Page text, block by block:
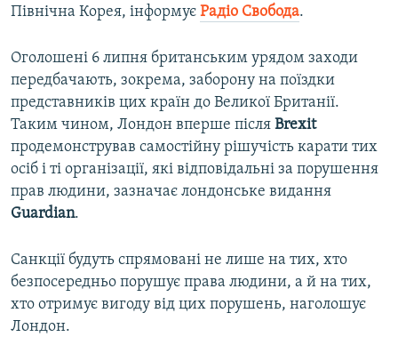
Північна Корея, інформує Радіо Свобода.
Оголошені 6 липня британським урядом заходи
передбачають, зокрема, заборону на поїздки
представників цих країн до Великої Британії.
Таким чином, Лондон вперше після Brexit
продемонстрував самостійну рішучість карати тих
осіб і ті організації, які відповідальні за порушення
прав людини, зазначає лондонське видання
Guardian.
Санкції будуть спрямовані не лише на тих, хто
безпосередньо порушує права людини, а й на тих,
хто отримує вигоду від цих порушень, наголошує
Лондон.